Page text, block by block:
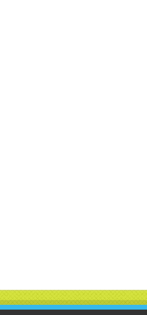
hóa, tín ngưỡng - VTV4 đưa tin |